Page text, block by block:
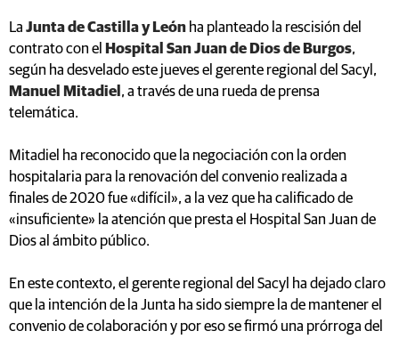
La Junta de Castilla y León ha planteado la rescisión del
contrato con el
Hospital San Juan de Dios de Burgos,
según ha desvelado este jueves el gerente regional del Sacyl,
Manuel Mitadiel , a través de una rueda de prensa
telemática.
Mitadiel ha reconocido que la negociación con la orden
hospitalaria para la renovación del convenio realizada a
finales de 2020 fue «difícil», a la vez que ha calificado de
«insuficiente» la atención que presta el Hospital San Juan de
Dios al ámbito público.
En este contexto, el gerente regional del Sacyl ha dejado claro
que la intención de la Junta ha sido siempre la de mantener el
convenio de colaboración y por eso se firmó una prórroga del